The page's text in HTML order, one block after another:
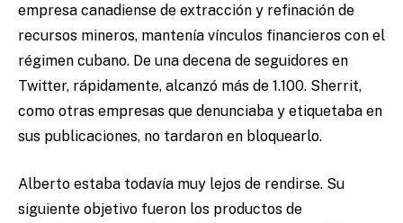
empresa canadiense de extracción y refinación de
recursos mineros, mantenía vínculos financieros con el
régimen cubano. De una decena de seguidores en
Twitter, rápidamente, alcanzó más de 1.100. Sherrit,
como otras empresas que denunciaba y etiquetaba en
sus publicaciones, no tardaron en bloquearlo.
Alberto estaba todavía muy lejos de rendirse. Su
siguiente objetivo fueron los productos de